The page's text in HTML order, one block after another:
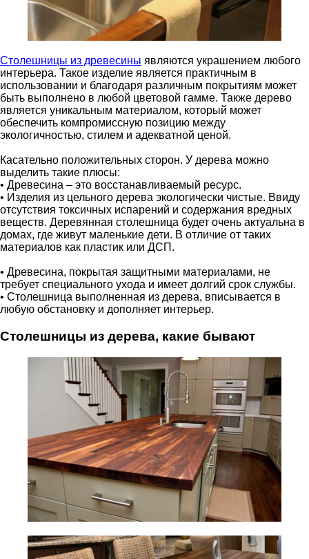
Столешницы из древесины являются украшением любого
интерьера. Такое изделие является практичным в
использовании и благодаря различным покрытиям может
быть выполнено в любой цветовой гамме. Также дерево
является уникальным материалом, который может
обеспечить компромиссную позицию между
экологичностью, стилем и адекватной ценой.
Касательно положительных сторон. У дерева можно
выделить такие плюсы:
• Древесина – это восстанавливаемый ресурс.
• Изделия из цельного дерева экологически чистые. Ввиду
отсутствия токсичных испарений и содержания вредных
веществ. Деревянная столешница будет очень актуальна в
домах, где живут маленькие дети. В отличие от таких
материалов как пластик или ДСП.
• Древесина, покрытая защитными материалами, не
требует специального ухода и имеет долгий срок службы.
• Столешница выполненная из дерева, вписывается в
любую обстановку и дополняет интерьер.
Столешницы из дерева, какие бывают